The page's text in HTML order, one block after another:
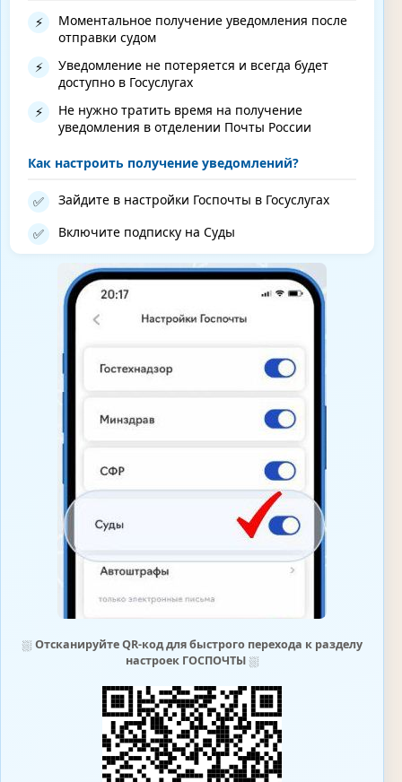
⚡
Моментальное получение уведомления после
отправки судом
⚡
Уведомление не потеряется и всегда будет
доступно в Госуслугах
⚡
Не нужно тратить время на получение
уведомления в отделении Почты России
Как настроить получение уведомлений?
✅ Зайдите в настройки Госпочты в Госуслугах
✅ Включите подписку на Суды
⛆ Отсканируйте QR-код для быстрого перехода к разделу
настроек ГОСПОЧТЫ⛆